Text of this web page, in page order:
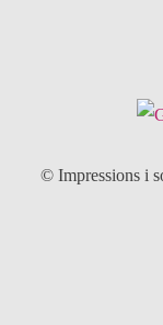
© Impressions i